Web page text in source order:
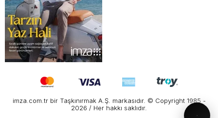
imza.com.tr bir Taşkınırmak A.Ş. markasıdır. © Copyright 1985 -
2026 / Her hakkı saklıdır.